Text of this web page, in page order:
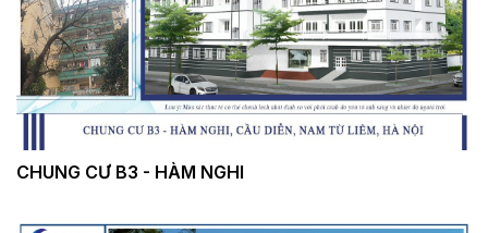
CHUNG CƯ B3 - HÀM NGHI